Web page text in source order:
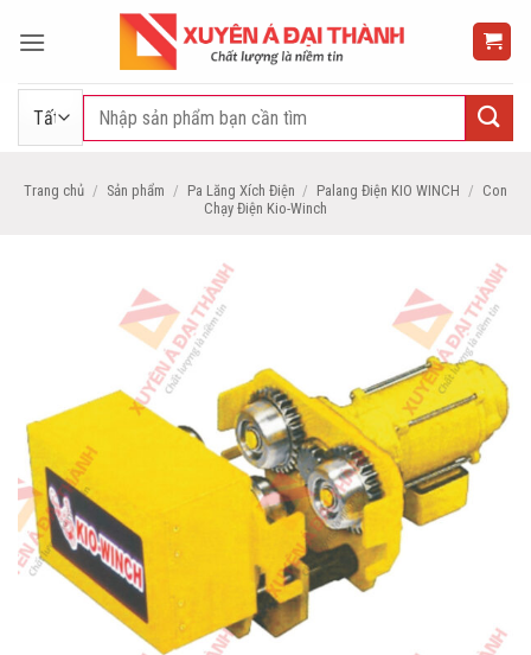
qua
Tìm
Trang chủ / Sản phẩm / Pa Lăng Xích Điện / Palang Điện KIO WINCH / Con
Chạy Điện Kio-Winch